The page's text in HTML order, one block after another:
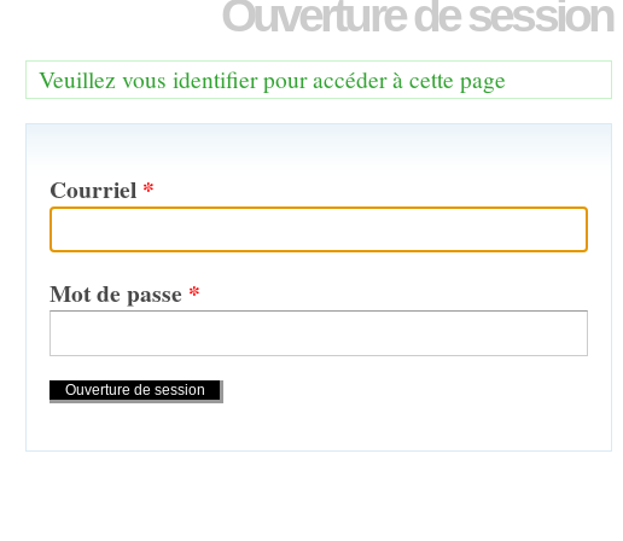
Ouverture de session
Veuillez vous identifier pour accéder à cette page
Courriel *
Mot de passe *
Actions